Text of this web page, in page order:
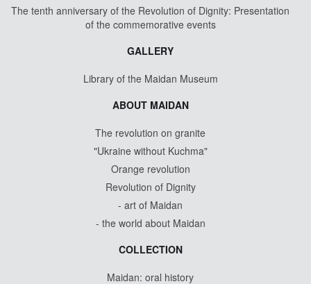
The tenth anniversary of the Revolution of Dignity: Presentation
of the commemorative events
GALLERY
Library of the Maidan Museum
ABOUT MAIDAN
The revolution on granite
"Ukraine without Kuchma"
Orange revolution
Revolution of Dignity
- art of Maidan
- the world about Maidan
COLLECTION
Maidan: oral history